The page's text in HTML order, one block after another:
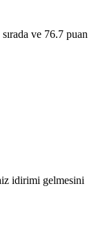
ve 76.7 puan
idirimi gelmesini